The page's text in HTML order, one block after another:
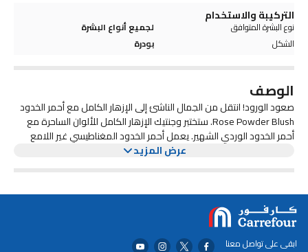
التركيبة والاستخدام
نوع البشرة المتوافق
لجميع أنواع البشرة
الشكل
بودرة
الوصف
صعود الورود! انتقل من الجمال الناشئ إلى الإزهار الكامل مع أحمر الخدود
Rose Powder Blush. ستختبر وجنتيك الإزهار الكامل للألوان الساحرة مع
أحمر الخدود الوردي الشهير. يعمل أحمر الخدود المغناطيسي غير اللامع
هذا على إضفاء البهجة على مظهرك بالكامل، مما يخلق تباينًا آسرًا ولونًا
عرض المزيد
ابقى على تواصل معنا